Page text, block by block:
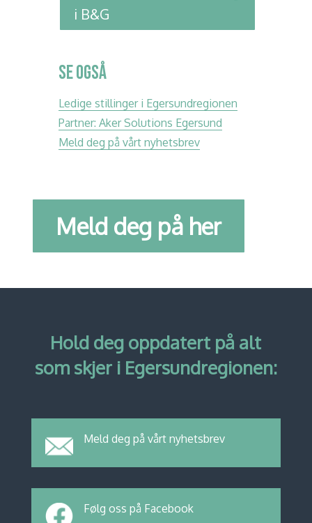
i B&G
SE OGSÅ
Ledige stillinger i Egersundregionen
Partner: Aker Solutions Egersund
Meld deg på vårt nyhetsbrev
Meld deg på her
Hold deg oppdatert på alt
som skjer i Egersundregionen:
Meld deg på vårt nyhetsbrev
Følg oss på Facebook